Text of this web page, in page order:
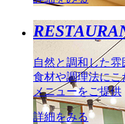
自然と調和した
食材や調理法にこ
メニューをご提供
詳細をみる